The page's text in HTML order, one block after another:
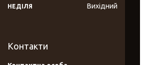
НЕДІЛЯ Вихідний
Контакти